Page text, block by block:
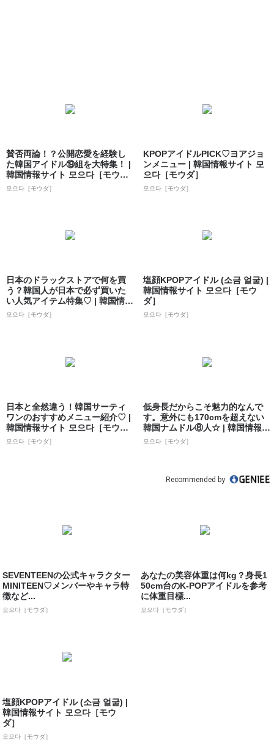
賛否両論！？公開恋愛を経験し
た韓国アイドル⑲組を大特集！ |
韓国情報サイト 모으다［モウ
ダ］
모으다［モウダ］
KPOPアイドルPICK♡ヨアジョ
ンメニュー | 韓国情報サイト 모
으다［モウダ］
모으다［モウダ］
日本のドラックストアで何を買
う？韓国人が日本で必ず買いた
い人気アイテム特集♡ | 韓国情報
サイト ...
모으다［モウダ］
塩顔KPOPアイドル (소금 얼굴) |
韓国情報サイト 모으다［モウ
ダ］
모으다［モウダ］
日本と全然違う！韓国サーティ
ワンのおすすめメニュー紹介♡ |
韓国情報サイト 모으다［モウ
ダ］
모으다［モウダ］
低身長だからこそ魅力的なんで
す。意外にも170cmを超えない
韓国ナムドル⑧人☆ | 韓国情報サ
イト...
모으다［モウダ］
Recommended by
SEVENTEENの公式キャラクター
MINITEEN♡メンバーやキャラ特
徴など...
모으다［モウダ］
あなたの美容体重は何kg？身長1
50cm台のK-POPアイドルを参考
に体重目標...
모으다［モウダ］
塩顔KPOPアイドル (소금 얼굴) |
韓国情報サイト 모으다［モウ
ダ］
모으다［モウダ］